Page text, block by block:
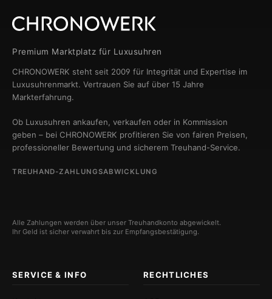
Premium Marktplatz für Luxusuhren
CHRONOWERK steht seit 2009 für Integrität und Expertise im
Luxusuhrenmarkt. Vertrauen Sie auf über 15 Jahre
Markterfahrung.
Ob Luxusuhren ankaufen, verkaufen oder in Kommission
geben – bei CHRONOWERK profitieren Sie von fairen Preisen,
professioneller Bewertung und sicherem Treuhand-Service.
TREUHAND-ZAHLUNGSABWICKLUNG
Alle Zahlungen werden über unser Treuhandkonto abgewickelt.
Ihr Geld ist sicher verwahrt bis zur Empfangsbestätigung.
SERVICE & INFO RECHTLICHES